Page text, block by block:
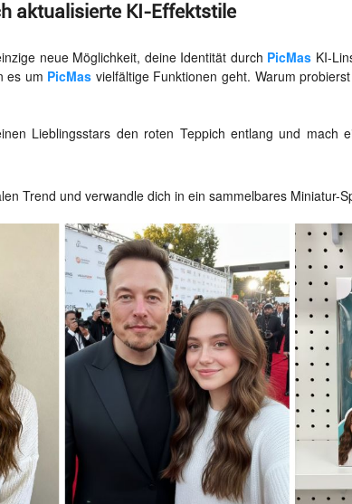
aktualisierte KI-Effektstile
neue Möglichkeit, deine Identität durch PicMas KI-
es um PicMas vielfältige Funktionen geht. Warum
Lieblingsstars den roten Teppich entlang und mach
Trend und verwandle dich in ein sammelbares Miniatur-